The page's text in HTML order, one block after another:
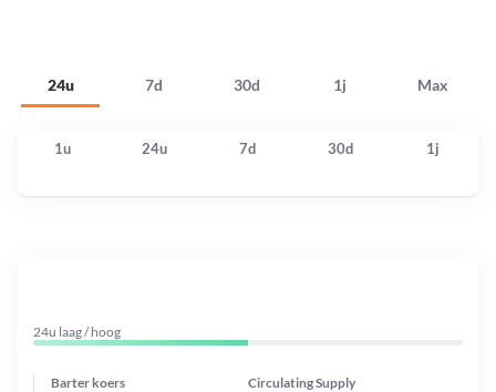
24u 7d 30d 1j Max
1u 24u 7d 30d 1j
24u laag / hoog
Barter koers Circulating Supply